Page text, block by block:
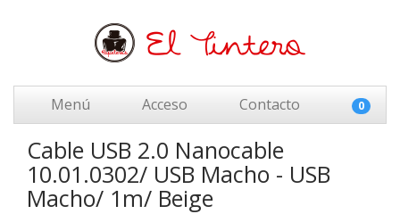
Menú Acceso Contacto 0
Cable USB 2.0 Nanocable
10.01.0302/ USB Macho - USB
Macho/ 1m/ Beige